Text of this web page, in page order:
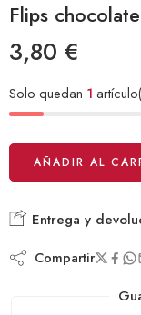
Flips
3,80 €
Solo quedan 1
AÑADIR AL
Alternative:
Entrega y
Compartir